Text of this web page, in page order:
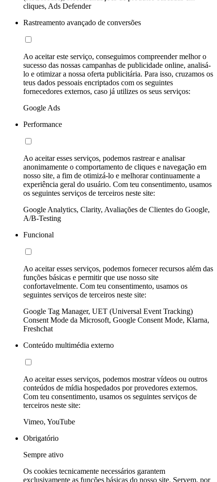
cliques, Ads Defender
Rastreamento avançado de conversões
Ao aceitar este serviço, conseguimos compreender melhor o
sucesso das nossas campanhas de publicidade online, analisá-
lo e otimizar a nossa oferta publicitária. Para isso, cruzamos os
teus dados pessoais encriptados com os seguintes
fornecedores externos, caso já utilizes os seus serviços:
Google Ads
Performance
Ao aceitar esses serviços, podemos rastrear e analisar
anonimamente o comportamento de cliques e navegação em
nosso site, a fim de otimizá-lo e melhorar continuamente a
experiência geral do usuário. Com teu consentimento, usamos
os seguintes serviços de terceiros neste site:
Google Analytics, Clarity, Avaliações de Clientes do Google,
A/B-Testing
Funcional
Ao aceitar esses serviços, podemos fornecer recursos além das
funções básicas e permitir que use nosso site
confortavelmente. Com teu consentimento, usamos os
seguintes serviços de terceiros neste site:
Google Tag Manager, UET (Universal Event Tracking)
Consent Mode da Microsoft, Google Consent Mode, Klarna,
Freshchat
Conteúdo multimédia externo
Ao aceitar esses serviços, podemos mostrar vídeos ou outros
conteúdos de mídia hospedados por provedores externos.
Com teu consentimento, usamos os seguintes serviços de
terceiros neste site:
Vimeo, YouTube
Obrigatório
Sempre ativo
Os cookies tecnicamente necessários garantem
exclusivamente as funções básicas do nosso site. Servem, por